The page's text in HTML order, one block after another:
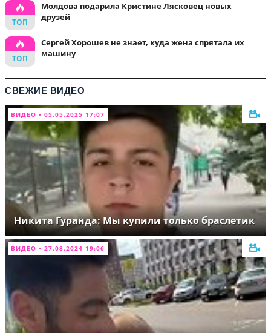
Молдова подарила Кристине Лясковец новых
друзей
Сергей Хорошев не знает, куда жена спрятала их
машину
СВЕЖИЕ ВИДЕО
ВИДЕО • 05.05.2025 17:07
Никита Гуранда: Мы купили только браслетик
ВИДЕО • 27.08.2024 19:06